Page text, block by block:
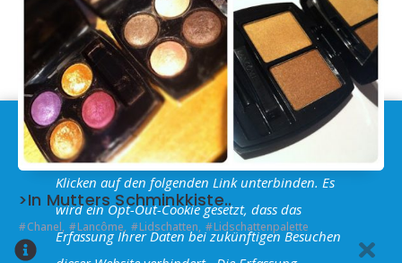
>In Mutters Schminkkiste..
Chanel, Lancôme, Lidschatten, Lidschattenpalette
Im Sinne derDSGVO: Die Erfassung Deiner Daten
durch Google Analytics können Sie durch
Klicken auf den folgenden Link unterbinden. Es
wird ein Opt-Out-Cookie gesetzt, dass das
Erfassung Ihrer Daten bei zukünftigen Besuchen